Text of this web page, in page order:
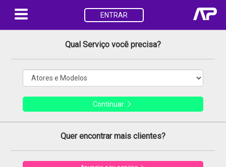
ENTRAR
Qual Serviço você precisa?
Continuar
Quer encontrar mais clientes?